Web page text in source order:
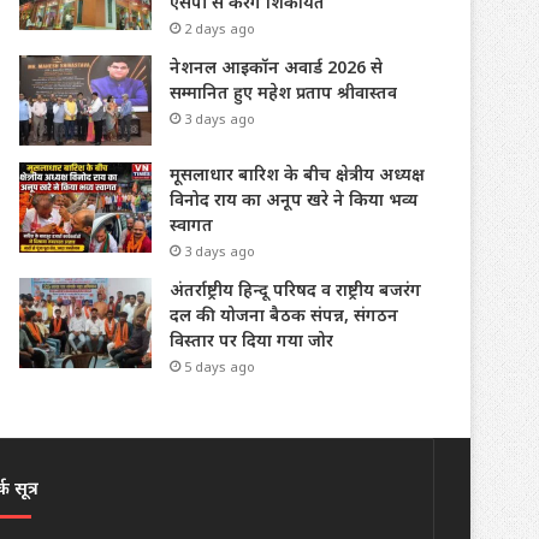
2 days ago
नेशनल आइकॉन अवार्ड 2026 से
सम्मानित हुए महेश प्रताप श्रीवास्तव
3 days ago
मूसलाधार बारिश के बीच क्षेत्रीय अध्यक्ष
विनोद राय का अनूप खरे ने किया भव्य
स्वागत
3 days ago
अंतर्राष्ट्रीय हिन्दू परिषद व राष्ट्रीय बजरंग
दल की योजना बैठक संपन्न, संगठन
विस्तार पर दिया गया जोर
5 days ago
सूत्र